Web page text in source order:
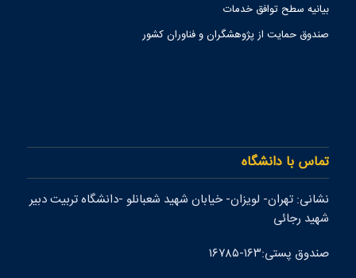
بیانیه سطح توافق خدمات
صندوق حمايت از پژوهشگران و فناوران كشور
تماس با دانشگاه
نشانی: تهران- لويزان- خيابان شهيد شعبانلو -دانشگاه تربيت دبير
شهيد رجائی
صندوق پستی:۱۶۳-۱۶۷۸۵